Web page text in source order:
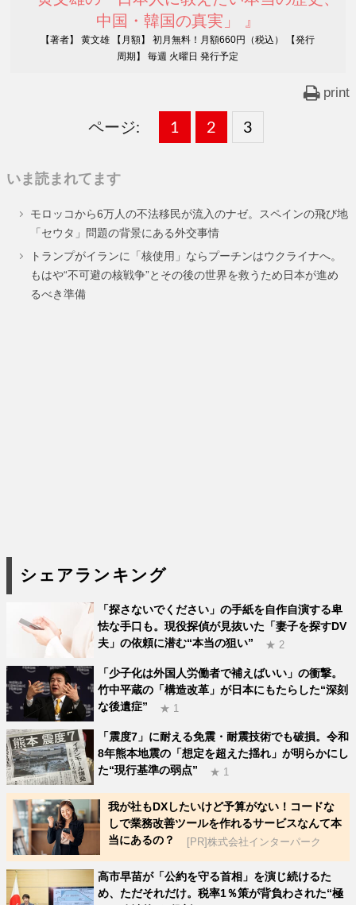
中国・韓国の真実」 』
【著者】 黄文雄 【月額】 初月無料！月額660円（税込） 【発行
周期】 毎週 火曜日 発行予定
print
ページ:
固
ー
ジ
1 ,
固
ー
ジ
2 ,
固
ー
ジ
3
いま読まれてます
モロッコから6万人の不法移民が流入のナゼ。スペインの飛び地
「セウタ」問題の背景にある外交事情
トランプがイランに「核使用」ならプーチンはウクライナへ。
もはや“不可避の核戦争”とその後の世界を救うため日本が進め
るべき準備
シェアランキング
「探さないでください」の手紙を自作自演する卑
怯な手口も。現役探偵が見抜いた「妻子を探すDV
夫」の依頼に潜む“本当の狙い”
★ 2
「少子化は外国人労働者で補えばいい」の衝撃。
竹中平蔵の「構造改革」が日本にもたらした“深刻
な後遺症”
★ 1
「震度7」に耐える免震・耐震技術でも破損。令和
8年熊本地震の「想定を超えた揺れ」が明らかにし
た“現行基準の弱点”
★ 1
我が社もDXしたいけど予算がない！コードな
しで業務改善ツールを作れるサービスなんて本
当にあるの？
[PR]株式会社インターパーク
高市早苗が「公約を守る首相」を演じ続けるた
め、ただそれだけ。税率1％策が背負わされた“極